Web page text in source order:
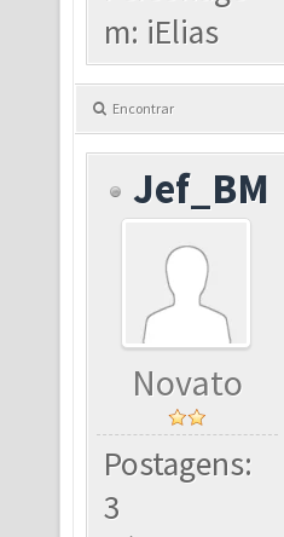
m: iElias
Encontrar
Jef_BM
Novato
Postagens:
3